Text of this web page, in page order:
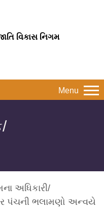
વિકાસ નિગમ
Menu
અધિકારી/
પંચની ભલામણો અન્વયે